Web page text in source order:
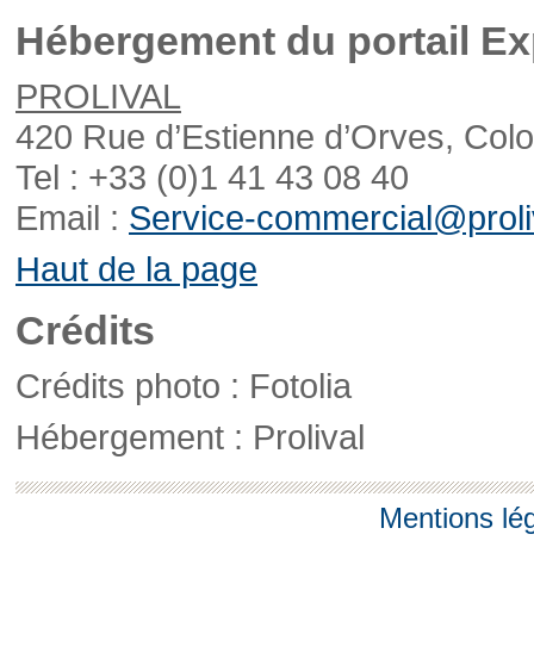
Hébergement du portail
PROLIVAL
420 Rue d’Estienne d’Orves,
Tel : +33 (0)1 41 43 08 40
Email : Service-
Haut de la page
Crédits
Crédits photo : Fotolia
Hébergement : Prolival
Mentions